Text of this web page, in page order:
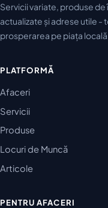
Servicii variate, produse
actualizate și adrese utile -
prosperarea pe piața
PLATFORMĂ
Afaceri
Servicii
Produse
Locuri de Muncă
Articole
PENTRU AFACERI